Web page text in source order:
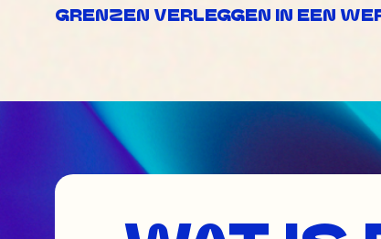
GRENZEN VERLEGGEN IN EEN